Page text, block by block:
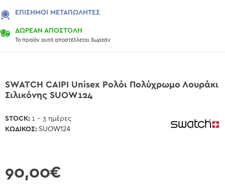
ΔΩΡΕΑΝ ΑΠΟΣΤΟΛΗ
Το προϊόν αυτό αποστέλλεται δωρεάν
ΕΠΊΣΗΜΟΙ ΜΕΤΑΠΩΛΗΤΈΣ
SWATCH CAIPI Unisex Ρολόι Πολύχρωμο Λουράκι
Σιλικόνης SUOW124
90,00€
STOCK: 1 - 3 ημέρες
ΚΩΔΙΚΌΣ: SUOW124